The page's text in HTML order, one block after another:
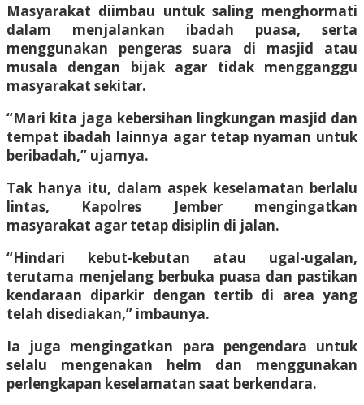
Masyarakat diimbau untuk saling menghormati
dalam menjalankan ibadah puasa, serta
menggunakan pengeras suara di masjid atau
musala dengan bijak agar tidak mengganggu
masyarakat sekitar.
“Mari kita jaga kebersihan lingkungan masjid dan
tempat ibadah lainnya agar tetap nyaman untuk
beribadah,” ujarnya.
Tak hanya itu, dalam aspek keselamatan berlalu
lintas, Kapolres Jember mengingatkan
masyarakat agar tetap disiplin di jalan.
“Hindari kebut-kebutan atau ugal-ugalan,
terutama menjelang berbuka puasa dan pastikan
kendaraan diparkir dengan tertib di area yang
telah disediakan,” imbaunya.
Ia juga mengingatkan para pengendara untuk
selalu mengenakan helm dan menggunakan
perlengkapan keselamatan saat berkendara.